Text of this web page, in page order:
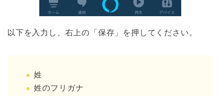
以下を入力し、右上の「保存」を押してください。
姓
姓のフリガナ